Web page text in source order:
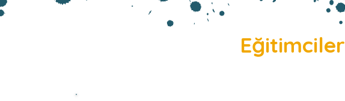
Eğitimciler